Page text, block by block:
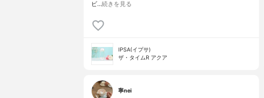
ビ…続きを見る
IPSA(イプサ)
ザ・タイムR アクア
寧nei